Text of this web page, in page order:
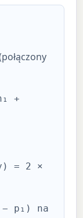
+
= 2 ×
p₁) na